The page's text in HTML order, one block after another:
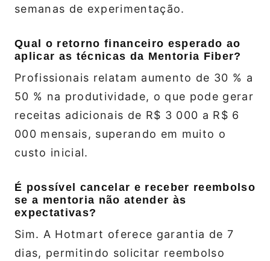
semanas de experimentação.
Qual o retorno financeiro esperado ao
aplicar as técnicas da Mentoria Fiber?
Profissionais relatam aumento de 30 % a
50 % na produtividade, o que pode gerar
receitas adicionais de R$ 3 000 a R$ 6
000 mensais, superando em muito o
custo inicial.
É possível cancelar e receber reembolso
se a mentoria não atender às
expectativas?
Sim. A Hotmart oferece garantia de 7
dias, permitindo solicitar reembolso